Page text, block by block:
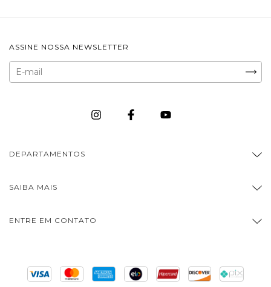
ASSINE NOSSA NEWSLETTER
DEPARTAMENTOS
SAIBA MAIS
ENTRE EM CONTATO